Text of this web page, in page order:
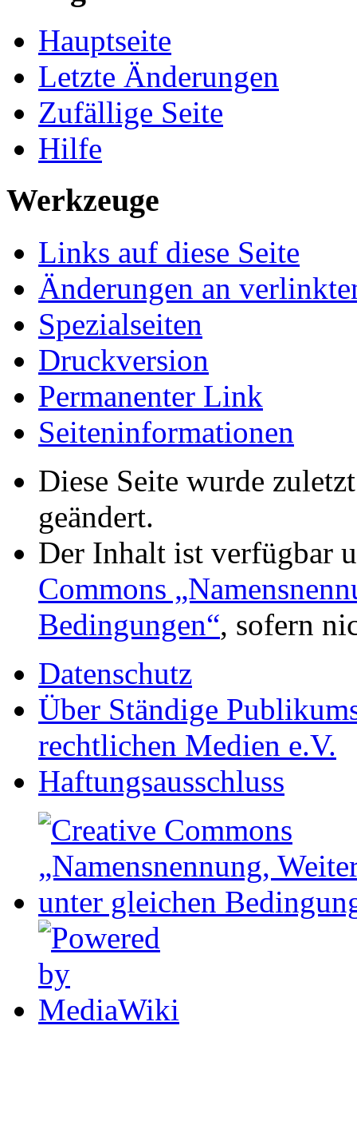
Hauptseite
Letzte Änderungen
Zufällige Seite
Hilfe
Werkzeuge
Links auf diese Seite
Änderungen an
Spezialseiten
Druckversion
Permanenter Link
Seiten­informationen
Diese Seite wurde
geändert.
Der Inhalt ist verfügbar
Commons
Bedingungen“, sofern
Datenschutz
Über Ständige
rechtlichen Medien e.V.
Haftungsausschluss